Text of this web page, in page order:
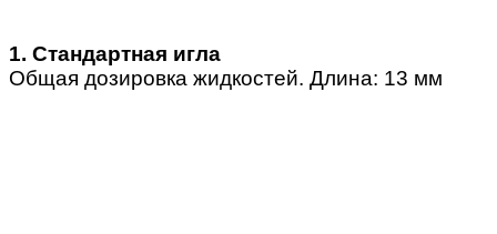
1. Стандартная игла
Общая дозировка жидкостей. Длина: 13 мм